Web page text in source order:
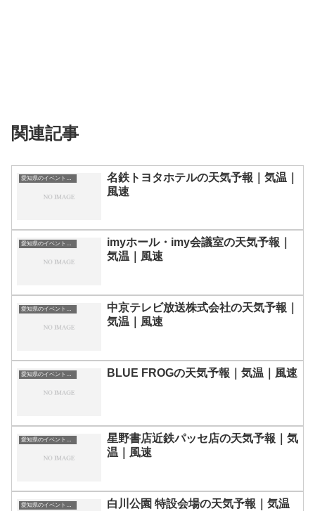
関連記事
愛知県のイベント会場一覧
名鉄トヨタホテルの天気予報｜気温｜
風速
愛知県のイベント会場一覧
imyホール・imy会議室の天気予報｜
気温｜風速
愛知県のイベント会場一覧
中京テレビ放送株式会社の天気予報｜
気温｜風速
愛知県のイベント会場一覧 BLUE FROGの天気予報｜気温｜風速
愛知県のイベント会場一覧
星野書店近鉄パッセ店の天気予報｜気
温｜風速
愛知県のイベント会場一覧
白川公園 特設会場の天気予報｜気温